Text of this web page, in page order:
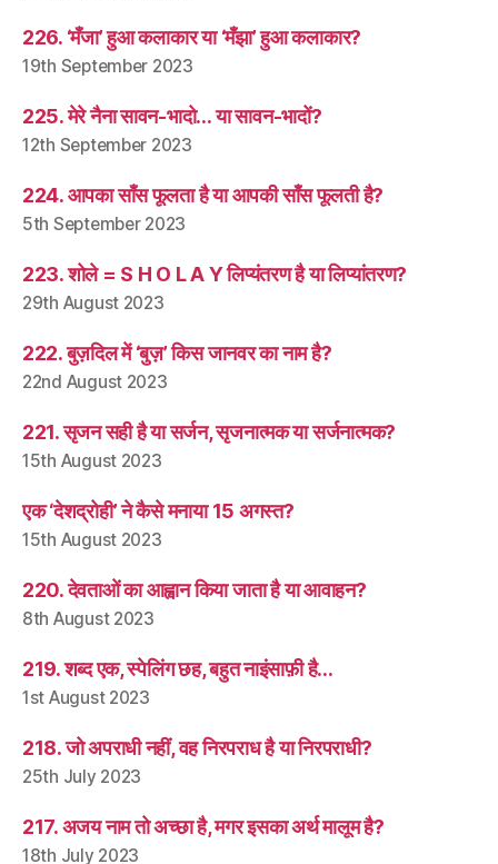
226. ‘मँजा’ हुआ कलाकार या ‘मँझा’ हुआ कलाकार?
19th September 2023
225. मेरे नैना सावन-भादो… या सावन-भादों?
12th September 2023
224. आपका साँस फूलता है या आपकी साँस फूलती है?
5th September 2023
223. शोले = S H O L A Y लिप्यंतरण है या लिप्यांतरण?
29th August 2023
222. बुज़दिल में ‘बुज़’ किस जानवर का नाम है?
22nd August 2023
221. सृजन सही है या सर्जन, सृजनात्मक या सर्जनात्मक?
15th August 2023
एक ‘देशद्रोही’ ने कैसे मनाया 15 अगस्त?
15th August 2023
220. देवताओं का आह्वान किया जाता है या आवाहन?
8th August 2023
219. शब्द एक, स्पेलिंग छह, बहुत नाइंसाफ़ी है…
1st August 2023
218. जो अपराधी नहीं, वह निरपराध है या निरपराधी?
25th July 2023
217. अजय नाम तो अच्छा है, मगर इसका अर्थ मालूम है?
18th July 2023